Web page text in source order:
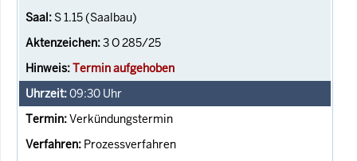
S 1.15 (Saalbau)
3 O 285/25
Termin aufgehoben
09:30 Uhr
Verkündungstermin
Prozessverfahren